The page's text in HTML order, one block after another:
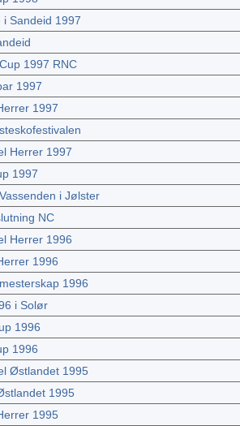
i Sandeid 1997
1997 RNC
1997
1997
Herrer 1997
1997
i Jølster
NC
Herrer 1996
1996
1996
i Solør
1996
1996
Østlandet 1995
1995
1995